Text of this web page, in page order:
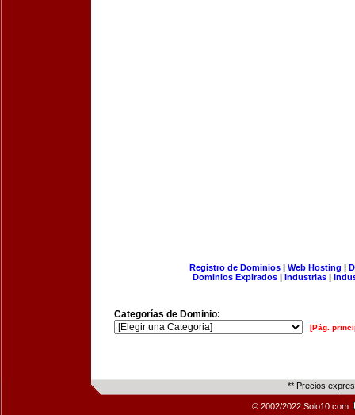
Registro de Dominios| Web Hosting |
Dominios Expirados | Industrias |
Categorías de Dominio:
[Pág.
** Precios
© 2002/2022 Solo10.com